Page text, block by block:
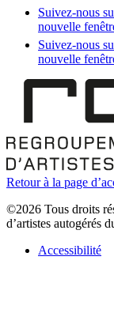
Suivez-nous
nouvelle
Suivez-nous
nouvelle
Retour à la page
©2026 Tous droits
d’artistes autogérés
Accessibilité